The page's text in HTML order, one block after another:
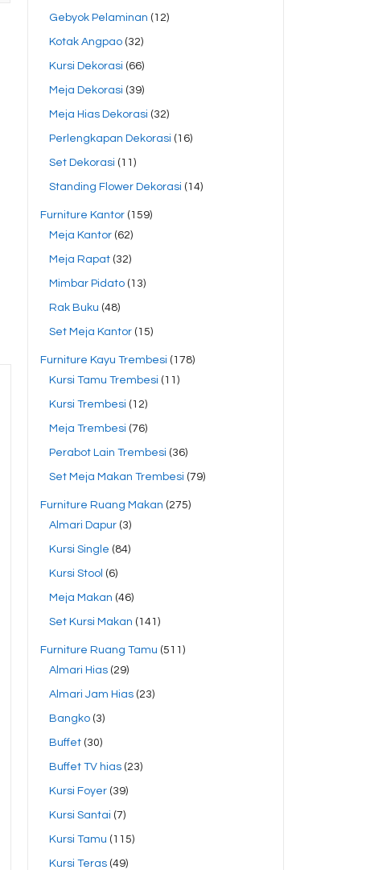
Gebyok Pelaminan (12)
Kotak Angpao(32)
Kursi Dekorasi (66)
Meja Dekorasi (39)
Meja Hias Dekorasi (32)
Perlengkapan Dekorasi (16)
Set Dekorasi (11)
Standing Flower Dekorasi (14)
Furniture Kantor(159)
Meja Kantor(62)
Meja Rapat(32)
Mimbar Pidato(13)
Rak Buku (48)
Set Meja Kantor(15)
Furniture Kayu Trembesi (178)
Kursi Tamu Trembesi (11)
Kursi Trembesi (12)
Meja Trembesi (76)
Perabot Lain Trembesi (36)
Set Meja Makan Trembesi (79)
Furniture Ruang Makan (275)
Almari Dapur(3)
Kursi Single (84)
Kursi Stool (6)
Meja Makan (46)
Set Kursi Makan (141)
Furniture Ruang Tamu (511)
Almari Hias(29)
Almari Jam Hias(23)
Bangko(3)
Buffet(30)
Buffet TV hias(23)
Kursi Foyer(39)
Kursi Santai (7)
Kursi Tamu (115)
Kursi Teras(49)